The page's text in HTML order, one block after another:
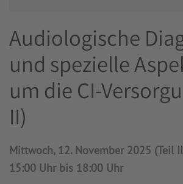
Audiologische
und spezielle
um die CI-
II)
Mittwoch, 12. November 2025 (Teil
15:00 Uhr bis 18:00 Uhr